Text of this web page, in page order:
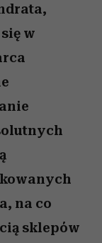
w
na co
sklepów